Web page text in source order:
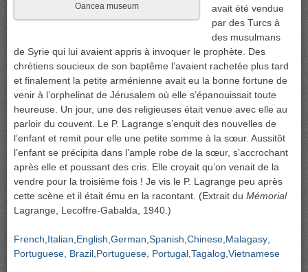
Oancea museum
avait été vendue
par des Turcs à
des musulmans
de Syrie qui lui avaient appris à invoquer le prophète. Des
chrétiens soucieux de son baptême l’avaient rachetée plus tard
et finalement la petite arménienne avait eu la bonne fortune de
venir à l’orphelinat de Jérusalem où elle s’épanouissait toute
heureuse. Un jour, une des religieuses était venue avec elle au
parloir du couvent. Le P. Lagrange s’enquit des nouvelles de
l’enfant et remit pour elle une petite somme à la sœur. Aussitôt
l’enfant se précipita dans l’ample robe de la sœur, s’accrochant
après elle et poussant des cris. Elle croyait qu’on venait de la
vendre pour la troisième fois ! Je vis le P. Lagrange peu après
cette scène et il était ému en la racontant. (Extrait du Mémorial
Lagrange, Lecoffre-Gabalda, 1940.)
French Italian English German Spanish Chinese Malagasy
Portuguese, Brazil Portuguese, Portugal Tagalog Vietnamese